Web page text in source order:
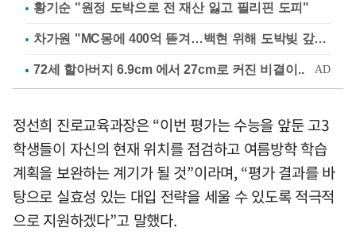
황기순 "원정 도박으로 전 재산 잃고 필리핀 도피"
차가원 "MC몽에 400억 뜯겨…백현 위해 도박빚 갚아줘"
정선희 진로교육과장은 “이번 평가는 수능을 앞둔 고3
학생들이 자신의 현재 위치를 점검하고 여름방학 학습
계획을 보완하는 계기가 될 것”이라며, “평가 결과를 바
탕으로 실효성 있는 대입 전략을 세울 수 있도록 적극적
으로 지원하겠다”고 말했다.